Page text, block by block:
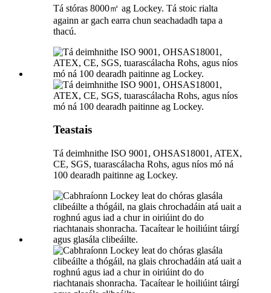
Tá stóras 8000㎡ ag Lockey. Tá stoic rialta
againn ar gach earra chun seachadadh tapa a
thacú.
Teastais
Tá deimhnithe ISO 9001, OHSAS18001, ATEX,
CE, SGS, tuarascálacha Rohs, agus níos mó ná
100 dearadh paitinne ag Lockey.